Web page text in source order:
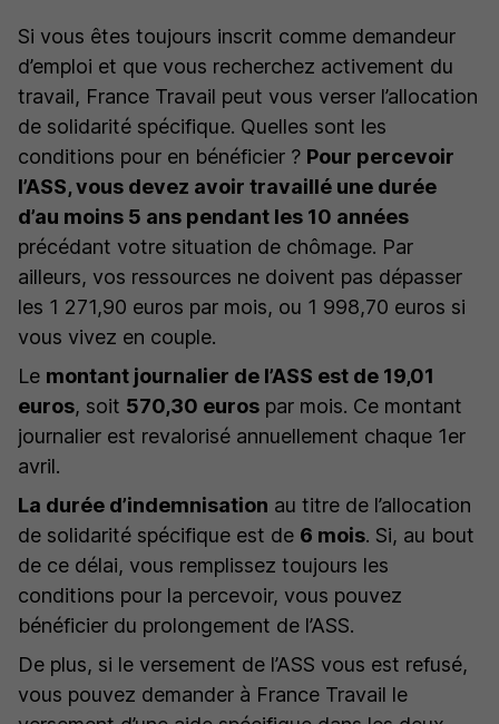
Si vous êtes toujours inscrit comme demandeur
d’emploi et que vous recherchez activement du
travail, France Travail peut vous verser l’allocation
de solidarité spécifique. Quelles sont les
conditions pour en bénéficier ? Pour percevoir
l’ASS, vous devez avoir travaillé une durée
d’au moins 5 ans pendant les 10 années
précédant votre situation de chômage. Par
ailleurs, vos ressources ne doivent pas dépasser
les 1 271,90 euros par mois, ou 1 998,70 euros si
vous vivez en couple.
Le montant journalier de l’ASS est de 19,01
euros, soit 570,30 euros par mois. Ce montant
journalier est revalorisé annuellement chaque 1er
avril.
La durée d’indemnisation au titre de l’allocation
de solidarité spécifique est de 6 mois. Si, au bout
de ce délai, vous remplissez toujours les
conditions pour la percevoir, vous pouvez
bénéficier du prolongement de l’ASS.
De plus, si le versement de l’ASS vous est refusé,
vous pouvez demander à France Travail le